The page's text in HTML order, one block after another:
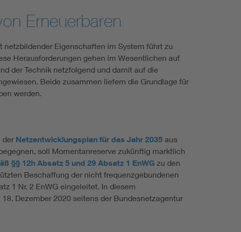
Erneuerbaren
Eigenschaften im System führt zu
Herausforderungen gehen im Wesentlichen auf
der Technik netzfolgend und damit auf die
Beide zusammen liefern die Grundlage für
werden.
der Netzentwicklungsplan für das Jahr 2035 aus
soll Momentanreserve zukünftig marktlich
§§ 12h Absatz 5 und 29 Absatz 1 EnWG zu den
Beschaffung der nicht frequenzgebundenen
1 Nr. 2 EnWG eingeleitet. In diesem
Dezember 2020 seitens der Bundesnetzagentur